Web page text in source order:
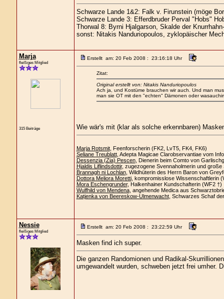
Schwarze Lande 1&2: Falk v. Firunstein (möge
Schwarze Lande 3: Efferdbruder Perval "Hobs"
Thorwal 8: Byrni Hjalgarson, Skalde der
sonst: Nitakis Nanduriopoulos, zyklopäischer
Marja
fleißiges Mitglied
315 Beiträge
Erstellt am: 20 Feb 2008 : 23:16:18 Uhr
Zitat:
Original erstellt von: Nitakis Nanduriopoulos
Ach ja, und Kostüme brauchen wir auch. Und man
man sie OT mit den "echten" Dämonen oder
Wie wär's mit (klar als solche erkennbaren)
Marja Rotsmit, Feenforscherin (FK2, LvT5, FK4, FK6)
Seliane Treublatt, Adepta Magicae Clarobservantiae vom
Dessenzia (Zia) Pescen, Dienerin beim Comto von
Hjaldis Liflindsdottir, zugezogene Svennaholmerin und
Brannagh ni Lochlan, Wildhüterin des Herrn Baron von
Dottora Meliora Moretti, kompromisslose Wissenschaftlerin
Mora Eschengrunder, Halkenhainer Kundschafterin (WF2 †)
Wulfhild von Mendena, angehende Medica aus
Katjenka von Beereskow-Ulmenwacht, Schwarzes Schaf
Nessie
fleißiges Mitglied
Erstellt am: 20 Feb 2008 : 23:22:59 Uhr
Masken find ich super.
Die ganzen Randomionen und Radikal-
umgewandelt wurden, schweben jetzt frei umher.